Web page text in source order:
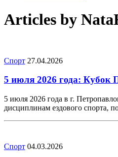
Articles by
Спорт 27.04.2026
5 июля 2026 года: Кубок
5 июля 2026 года в г.
дисциплинам ездового
Спорт 04.03.2026